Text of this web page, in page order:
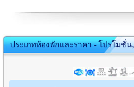
ประเภทห้องพักและราคา - โปรโมชั่